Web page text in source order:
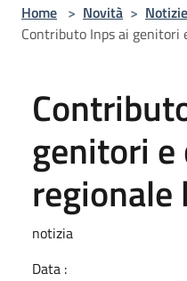
Home > Novità > Notizie
Contributo Inps ai genitori
genitori
regionale
notizia
Data :